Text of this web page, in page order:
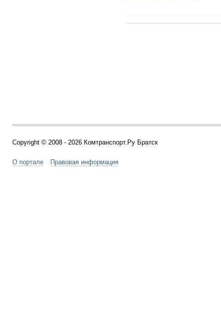
Copyright © 2008 - 2026 Комтранспорт.Ру Братск
О портале Правовая информация